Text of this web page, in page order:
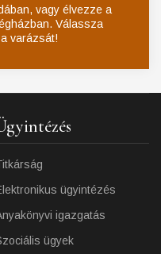
vagy élvezze a
Válassza
varázsát!
ügyintézés
igazgatás
ügyek